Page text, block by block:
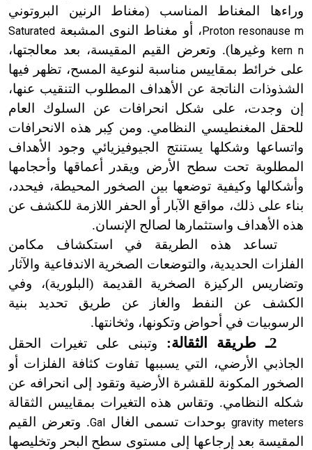
وراءها المغناط المناسب (مغناط الرنين البروتوني
Proton resonause m ، أو مغناط النوى المشبعة Saturated
kern n
وغيرها). وتعرض القيم المقيسة، بعد معالجتها،
على خرائط بمقاييس مناسبة لنوعية المسح، تظهر فيها
الشذوذات الناتجة عن الأهداف المطلوب التنقيب عنها،
إن وجدت، على شكل انحرافات عن السلوك العام
للحقل المغنطيسي النظامي. ومن كِبر هذه الانحرافات
واتساعها وشكلها يستنتج الجيوفيزيائي وجود الأهداف
المطلوبة تحت سطح الأرض ويقدر أعماقها وأحجامها
وأشكالها وكيفية توضعها بين الصخور المحيطة، فيحدد،
بناء على ذلك، مواقع الآبار أو الحفر اللازمة للكشف عن
هذه الأهداف واستثمارها لصالح الإنسان.
تساعد هذه الطريقة في استكشاف مكامن
الفلزات الحديدية، والتوضعات الصخرية الاندفاعية والآثار
وتضاريس الركيزة الصخرية القديمة (البلورية)، وفي
الكشف عن النفط والغاز عن طريق تحديد بنية
الرسوبيات في أحواض وتكونها، وثخانتها.
2ـ طريقة الثقالة:
وتبنى على تغيرات الحقل
الجاذبي الأرضي، التي يسببها تفاوت كثافة الفلزات أو
الصخور المكونة للقشرة الأرضية وتقود إلى انحرافه عن
شكله النظامي. وتقاس هذه التغيرات بمقاييس الثقالة
gravity meters بوحدات تسمى الغال Gal. وتعرض القيم
المقيسة بعد إرجاعها إلى مستوى سطح البحر وتخليصها